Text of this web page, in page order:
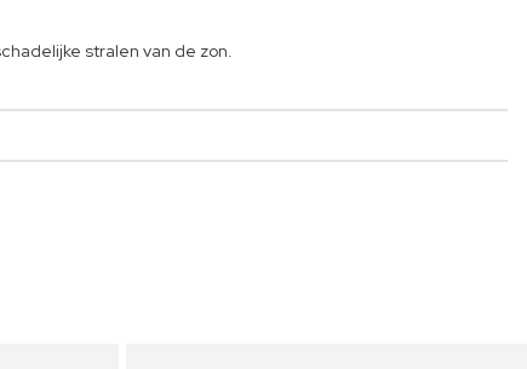
stralen van de zon.